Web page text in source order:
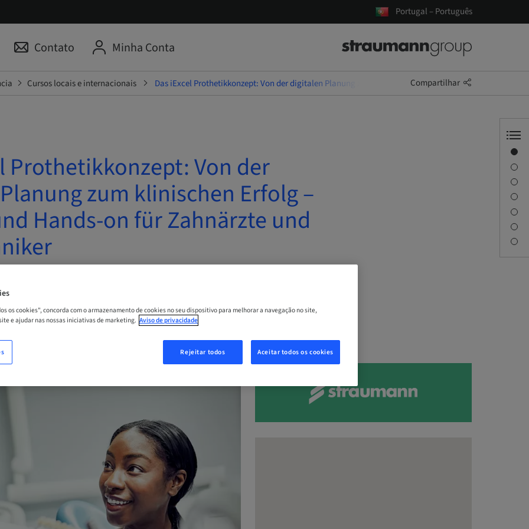
Portugal – Português
Contato Minha Conta
Cursos locais e internacionais Das iExcel Prothetikkonzept: Von der digitalen Planung zum klinischen Erfolg – Theorie und Hands-
Compartilhar
Prothetikkonzept: Von der
zum klinischen Erfolg –
Hands-on für Zahnärzte und
Suíça
os cookies", concorda com o armazenamento de cookies no seu dispositivo para melhorar a navegação no site,
e ajudar nas nossas iniciativas de marketing. Aviso de privacidade
Rejeitar todos Aceitar todos os cookies